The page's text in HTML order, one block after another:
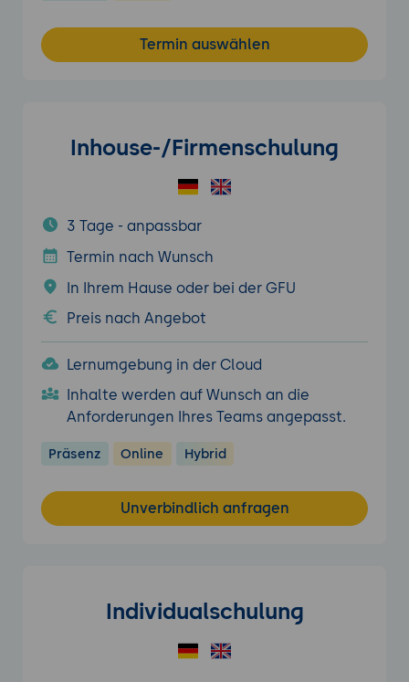
Termin auswählen
Inhouse-/Firmenschulung
3 Tage - anpassbar
Termin nach Wunsch
In Ihrem Hause oder bei der GFU
Preis nach Angebot
Lernumgebung in der Cloud
Inhalte werden auf Wunsch an die
Anforderungen Ihres Teams angepasst.
Präsenz Online Hybrid
Unverbindlich anfragen
Individualschulung